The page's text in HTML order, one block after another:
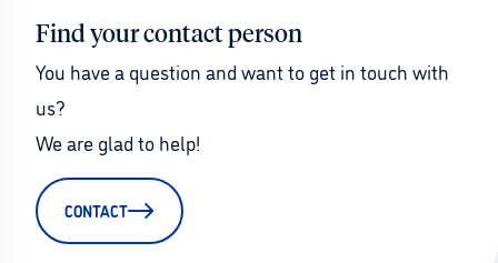
Find your contact person
You have a question and want to get in touch with
us?
We are glad to help!
CONTACT